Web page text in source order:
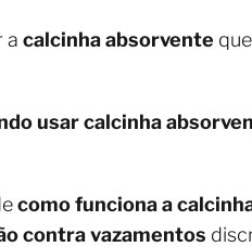
a calcinha absorvente
usar calcinha
como funciona a
contra vazamentos